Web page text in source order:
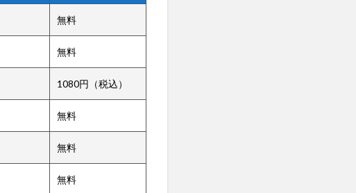
無料
無料
1080円（税込）
無料
無料
無料